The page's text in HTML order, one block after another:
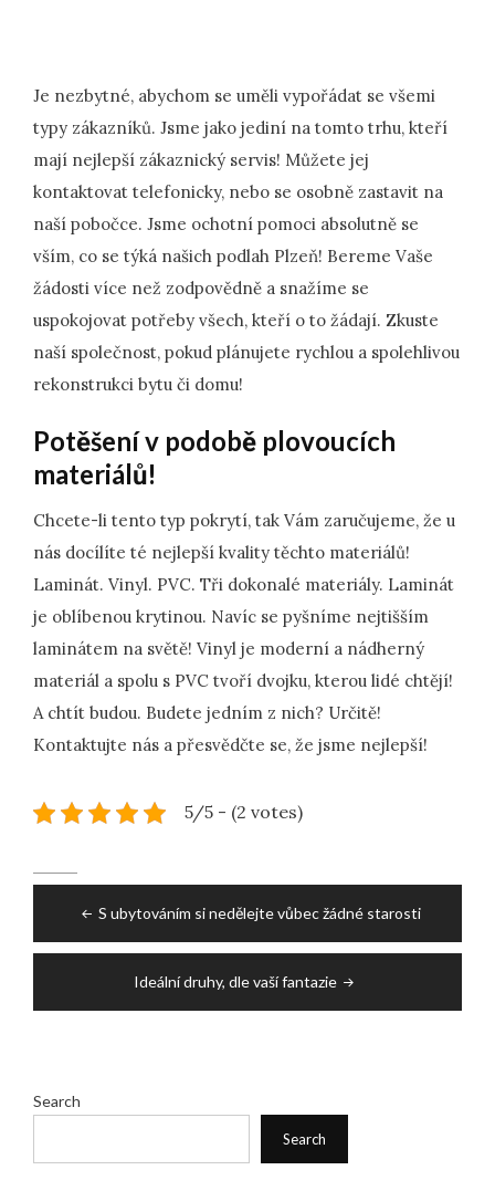
Je nezbytné, abychom se uměli vypořádat se všemi
typy zákazníků. Jsme jako jediní na tomto trhu, kteří
mají nejlepší zákaznický servis! Můžete jej
kontaktovat telefonicky, nebo se osobně zastavit na
naší pobočce. Jsme ochotní pomoci absolutně se
vším, co se týká našich podlah Plzeň! Bereme Vaše
žádosti více než zodpovědně a snažíme se
uspokojovat potřeby všech, kteří o to žádají. Zkuste
naší společnost, pokud plánujete rychlou a spolehlivou
rekonstrukci bytu či domu!
Potěšení v podobě plovoucích
materiálů!
Chcete-li tento typ pokrytí, tak Vám zaručujeme, že u
nás docílíte té nejlepší kvality těchto materiálů!
Laminát. Vinyl. PVC. Tři dokonalé materiály. Laminát
je oblíbenou krytinou. Navíc se pyšníme nejtišším
laminátem na světě! Vinyl je moderní a nádherný
materiál a spolu s PVC tvoří dvojku, kterou lidé chtějí!
A chtít budou. Budete jedním z nich? Určitě!
Kontaktujte nás a přesvědčte se, že jsme nejlepší!
5/5 - (2 votes)
navigation
S ubytováním si nedělejte vůbec žádné starosti
Ideální druhy, dle vaší fantazie
Search
Search